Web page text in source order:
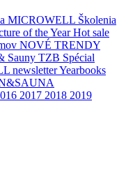
MICROWELL Školenia
of the Year Hot sale
NOVÉ TRENDY
Sauny TZB Spécial
newsletterYearbooks
2017 2018 2019